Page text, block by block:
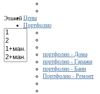
Цены
Портфолио
портфолио - Дома
портфолио - Гаражи
портфолио - Бани
Портфолио - Ремонт
Этажей